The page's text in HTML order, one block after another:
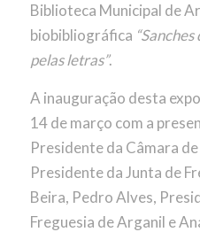
Biblioteca Municipal de
biobibliográfica
pelas letras”.
A inauguração desta
14 de março com a
Presidente da Câmara
Presidente da Junta de
Beira, Pedro Alves,
Freguesia de Arganil e